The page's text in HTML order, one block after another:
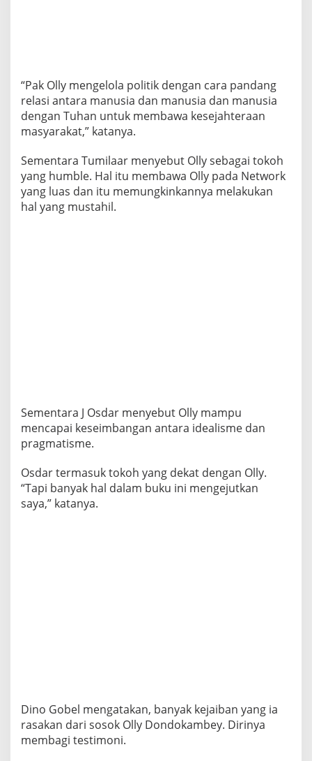
“Pak Olly mengelola politik dengan cara pandang
relasi antara manusia dan manusia dan manusia
dengan Tuhan untuk membawa kesejahteraan
masyarakat,” katanya.
Sementara Tumilaar menyebut Olly sebagai tokoh
yang humble. Hal itu membawa Olly pada Network
yang luas dan itu memungkinkannya melakukan
hal yang mustahil.
Sementara J Osdar menyebut Olly mampu
mencapai keseimbangan antara idealisme dan
pragmatisme.
Osdar termasuk tokoh yang dekat dengan Olly.
“Tapi banyak hal dalam buku ini mengejutkan
saya,” katanya.
Dino Gobel mengatakan, banyak kejaiban yang ia
rasakan dari sosok Olly Dondokambey. Dirinya
membagi testimoni.